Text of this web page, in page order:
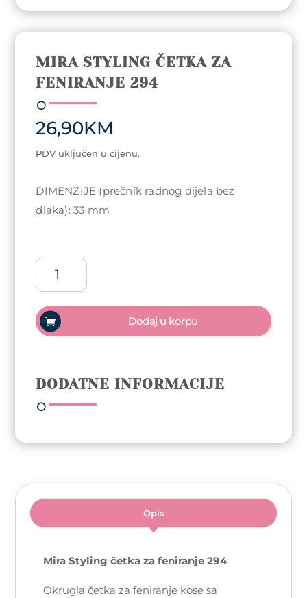
MIRA STYLING ČETKA ZA
FENIRANJE 294
26,90KM
PDV uključen u cijenu.
DIMENZIJE (prečnik radnog dijela bez
dlaka): 33 mm
Mira
Styling
četka
za
feniranje
294
Dodaj u korpu
DODATNE INFORMACIJE
Opis
Mira Styling četka za feniranje 294
Okrugla četka za feniranje kose sa